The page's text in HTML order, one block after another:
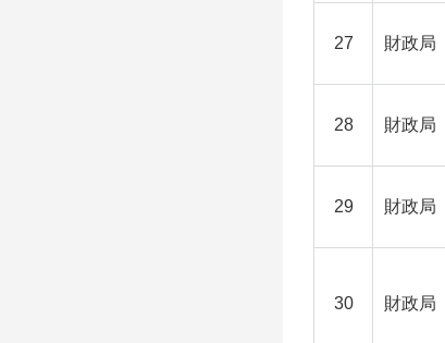
27 財政局
28 財政局
29 財政局
30 財政局